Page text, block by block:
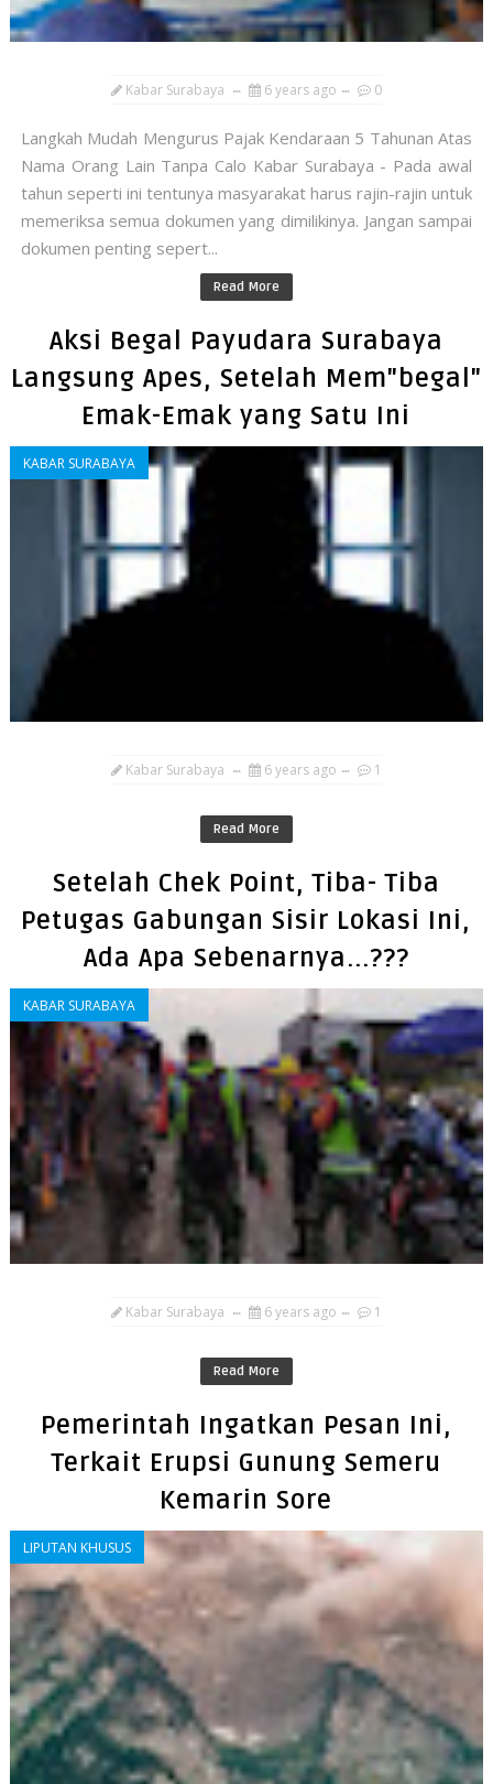
Kabar Surabaya 6 years ago 0
Langkah Mudah Mengurus Pajak Kendaraan 5 Tahunan Atas
Nama Orang Lain Tanpa Calo Kabar Surabaya - Pada awal
tahun seperti ini tentunya masyarakat harus rajin-rajin untuk
memeriksa semua dokumen yang dimilikinya. Jangan sampai
dokumen penting sepert...
Read More
Aksi Begal Payudara Surabaya
Langsung Apes, Setelah Mem"begal"
Emak-Emak yang Satu Ini
KABAR SURABAYA
Kabar Surabaya 6 years ago 1
Read More
Setelah Chek Point, Tiba- Tiba
Petugas Gabungan Sisir Lokasi Ini,
Ada Apa Sebenarnya...???
KABAR SURABAYA
Kabar Surabaya 6 years ago 1
Read More
Pemerintah Ingatkan Pesan Ini,
Terkait Erupsi Gunung Semeru
Kemarin Sore
LIPUTAN KHUSUS